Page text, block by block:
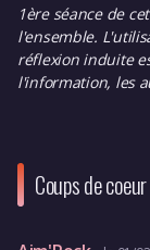
1ère séance de
l'ensemble.
réflexion induite
l'information, les
Coups de coeur